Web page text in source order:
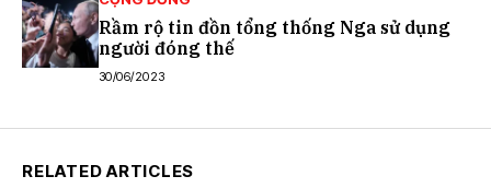
Rầm rộ tin đồn tổng thống Nga sử dụng
người đóng thế
30/06/2023
RELATED ARTICLES